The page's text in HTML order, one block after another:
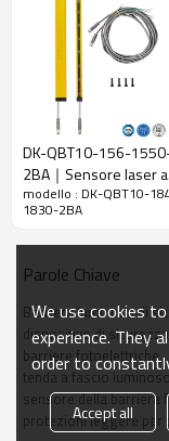
Rileva la
precisione
18
Quantità di
travi
Raggio
d'azione
Taglia del
prodotto
Distanza di
rilevamento
risposta
≤15
Dati meccanici
Materiale
dell'alloggiamento
DK-QBT10-156-
2BA｜Sensore laser a
tenda｜DADISICK
modello : DK-QBT10-
1830-2BA
Parole Chiave
Barriera luminosa di
dispositivo di
barriere fotoelettriche
tenda a fascio
sensore della barriera
protezioni leggere per
We use cookies
experience. They
order to
Accept all